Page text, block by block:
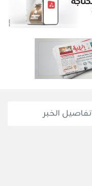
تفاصيل الخبر